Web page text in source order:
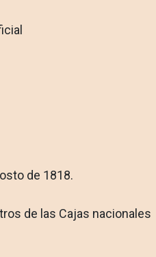
de 1818.
de las Cajas nacionales